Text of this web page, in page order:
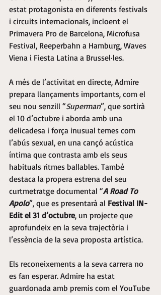
estat protagonista en diferents festivals
i circuits internacionals, incloent el
Primavera Pro de Barcelona, Microfusa
Festival, Reeperbahn a Hamburg, Waves
Viena i Fiesta Latina a Brussel·les.
A més de l’activitat en directe, Admire
prepara llançaments importants, com el
seu nou senzill “Superman”, que sortirà
el 10 d’octubre i aborda amb una
delicadesa i força inusual temes com
l’abús sexual, en una cançó acústica
íntima que contrasta amb els seus
habituals ritmes ballables. També
destaca la propera estrena del seu
curtmetratge documental “A Road To
Apolo”, que es presentarà al Festival IN-
Edit el 31 d’octubre, un projecte que
aprofundeix en la seva trajectòria i
l’essència de la seva proposta artística.
Els reconeixements a la seva carrera no
es fan esperar. Admire ha estat
guardonada amb premis com el YouTube